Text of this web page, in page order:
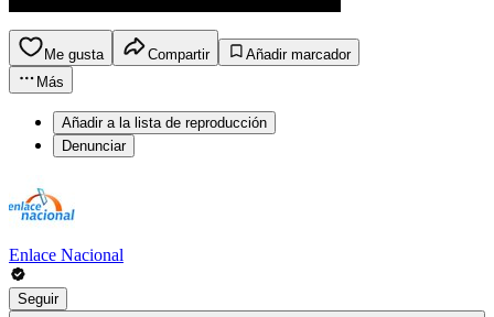
Me gusta Compartir
Añadir marcador
Más
Añadir a la lista de reproducción
Denunciar
Enlace Nacional
Seguir